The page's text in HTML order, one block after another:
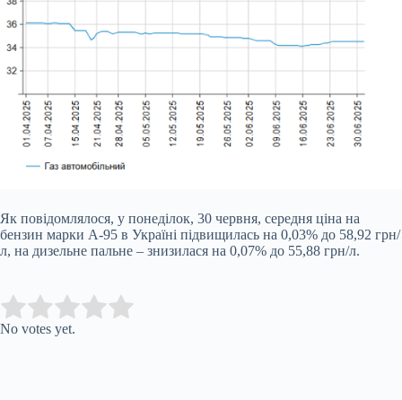
Як повідомлялося, у понеділок, 30 червня, середня ціна на
бензин марки А-95 в Україні підвищилась на 0,03% до 58,92 грн/
л, на дизельне пальне – знизилася на 0,07% до 55,88 грн/л.
Rate this item:
No votes yet.